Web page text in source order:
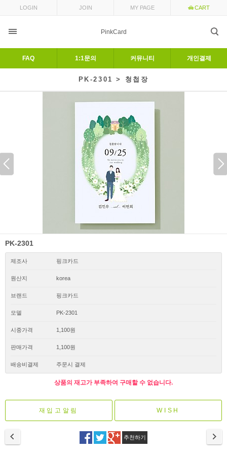
LOGIN JOIN MY PAGE CART
PinkCard
FAQ 1:1문의 커뮤니티 개인결제
PK-2301 > 청첩장
PK-2301
제조사 핑크카드
원산지 korea
브랜드 핑크카드
모델 PK-2301
시중가격 1,100원
판매가격 1,100원
배송비결제 주문시 결제
상품의 재고가 부족하여 구매할 수 없습니다.
재입고알림 WISH
추천하기